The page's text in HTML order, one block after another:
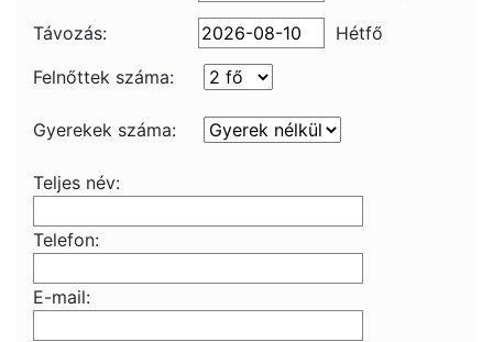
Távozás:
Hétfő
Felnőttek száma:
Gyerekek száma:
Teljes név:
Telefon:
E-mail: